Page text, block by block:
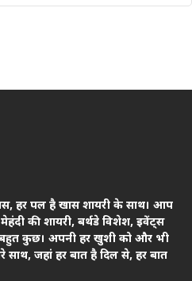
हर पल है खास शायरी के साथ। आप
की शायरी, बर्थडे विशेश, इवेंट्स
कुछ। अपनी हर खुशी को और भी
साथ, जहां हर बात है दिल से, हर बात